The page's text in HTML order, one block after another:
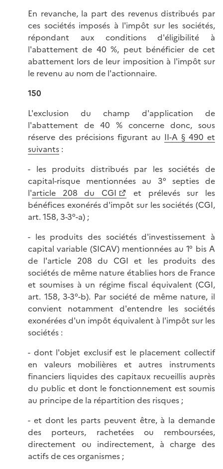
En revanche, la part des revenus distribués par
ces sociétés imposés à l'impôt sur les sociétés,
répondant aux conditions d'éligibilité à
l'abattement de 40 %, peut bénéficier de cet
abattement lors de leur imposition à l'impôt sur
le revenu au nom de l'actionnaire.
150
L'exclusion du champ d'application de
l'abattement de 40 % concerne donc, sous
réserve des précisions figurant au II-A § 490 et
suivants :
- les produits distribués par les sociétés de
capital-risque mentionnées au 3° septies de
l'article 208 du CGI
et prélevés sur les
bénéfices exonérés d'impôt sur les sociétés (CGI,
art. 158, 3-3°-a) ;
- les produits des sociétés d'investissement à
capital variable (SICAV) mentionnées au 1° bis A
de l'article 208 du CGI et les produits des
sociétés de même nature établies hors de France
et soumises à un régime fiscal équivalent (CGI,
art. 158, 3-3°-b). Par société de même nature, il
convient notamment d'entendre les sociétés
exonérées d'un impôt équivalent à l'impôt sur les
sociétés :
- dont l'objet exclusif est le placement collectif
en valeurs mobilières et autres instruments
financiers liquides des capitaux recueillis auprès
du public et dont le fonctionnement est soumis
au principe de la répartition des risques ;
- et dont les parts peuvent être, à la demande
des porteurs, rachetées ou remboursées,
directement ou indirectement, à charge des
actifs de ces organismes ;